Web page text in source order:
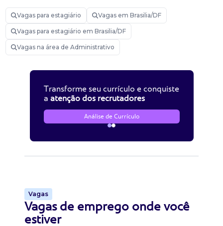
Vagas para estagiário Vagas em Brasilia/DF
Vagas para estagiário em Brasilia/DF
Vagas na área de Administrativo
Transforme seu currículo e conquiste
a atenção dos recrutadores
Análise de Currículo
Vagas
Vagas de emprego onde você
estiver